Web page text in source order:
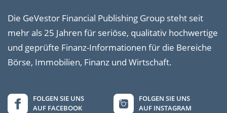
Die GeVestor Financial Publishing Group steht seit
mehr als 25 Jahren für seriöse, qualitativ hochwertige
und geprüfte Finanz-Informationen für die Bereiche
Börse, Immobilien, Finanz und Wirtschaft.
FOLGEN SIE UNS
AUF FACEBOOK
FOLGEN SIE UNS
AUF INSTAGRAM